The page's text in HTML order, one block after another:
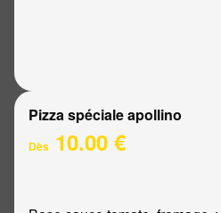
Pizza spéciale apollino
Dès 10.00 €